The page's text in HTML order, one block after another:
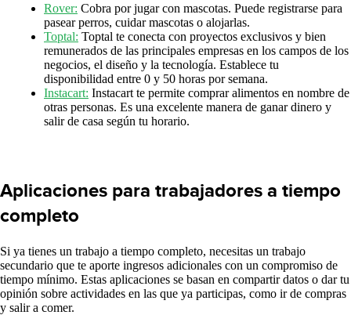
Rover: Cobra por jugar con mascotas. Puede registrarse para
pasear perros, cuidar mascotas o alojarlas.
Toptal: Toptal te conecta con proyectos exclusivos y bien
remunerados de las principales empresas en los campos de los
negocios, el diseño y la tecnología. Establece tu
disponibilidad entre 0 y 50 horas por semana.
Instacart: Instacart te permite comprar alimentos en nombre de
otras personas. Es una excelente manera de ganar dinero y
salir de casa según tu horario.
Aplicaciones para trabajadores a tiempo
completo
Si ya tienes un trabajo a tiempo completo, necesitas un trabajo
secundario que te aporte ingresos adicionales con un compromiso de
tiempo mínimo. Estas aplicaciones se basan en compartir datos o dar tu
opinión sobre actividades en las que ya participas, como ir de compras
y salir a comer.